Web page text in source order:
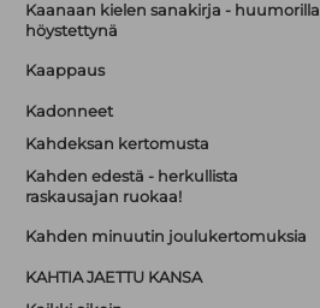
Kaanaan kielen sanakirja - huumorilla
höystettynä
Kaappaus
Kadonneet
Kahdeksan kertomusta
Kahden edestä - herkullista
raskausajan ruokaa!
Kahden minuutin joulukertomuksia
KAHTIA JAETTU KANSA